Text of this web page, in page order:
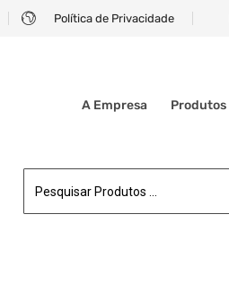
Política de Privacidade
A Empresa Produtos